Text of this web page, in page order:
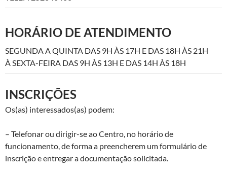
HORÁRIO DE ATENDIMENTO
SEGUNDA A QUINTA DAS 9H ÀS 17H E DAS 18H ÀS 21H
À SEXTA-FEIRA DAS 9H ÀS 13H E DAS 14H ÀS 18H
INSCRIÇÕES
Os(as) interessados(as) podem:
– Telefonar ou dirigir-se ao Centro, no horário de
funcionamento, de forma a preencherem um formulário de
inscrição e entregar a documentação solicitada.